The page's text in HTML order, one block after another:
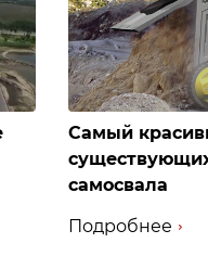
Самый
самосвала
Подробнее